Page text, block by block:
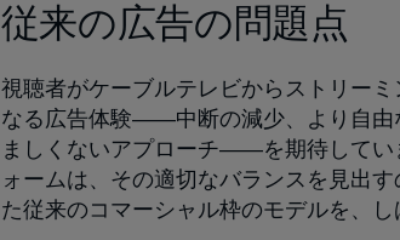
従来の広告の問題点
視聴者がケーブルテレビからストリー
なる広告体験――中断の減少、より自由
ましくないアプローチ――を期待してい
ォームは、その適切なバランスを見出
た従来のコマーシャル枠のモデルを、